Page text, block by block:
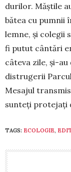
durilor. Măștile
bătea cu pumnii
lemne, și colegii
fi putut cântări
câteva zile, și-
distrugerii
Mesajul
sunteți protejați
TAGS: ECOLOGIE,